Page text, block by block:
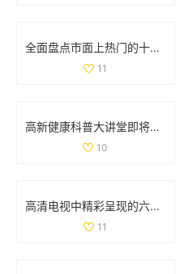
全面盘点市面上热门的十款色情软件推荐与分析
11
高新健康科普大讲堂即将开启，12月2日至6日精彩课程安排揭晓
10
高清电视中精彩呈现的六部热播妻子题材影视作品推荐
11